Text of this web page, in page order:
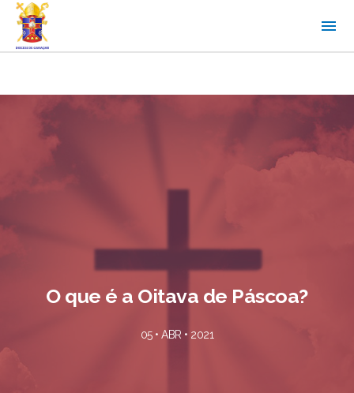
O que é a Oitava de Páscoa?
05 • ABR • 2021